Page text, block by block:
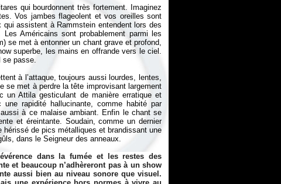
qui bourdonnent très fortement. Imaginez
Vos jambes flageolent et vos oreilles sont
qui assistent à Rammstein entendent lors des
Américains sont probablement parmi les
se met à entonner un chant grave et profond,
superbe, les mains en offrande vers le ciel.
se passe.
à l’attaque, toujours aussi lourdes, lentes,
se met à perdre la tête improvisant largement
Attila gesticulant de manière erratique et
rapidité hallucinante, comme habité par
à ce malaise ambiant. Enfin le chant se
et éreintante. Soudain, comme un dernier
de pics métalliques et brandissant une
dans le Seigneur des anneaux.
dans la fumée et les restes des
et beaucoup n’adhèreront pas à un show
aussi bien au niveau sonore que visuel.